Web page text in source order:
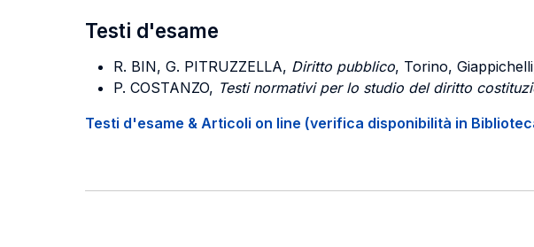
Testi d'esame
R. BIN, G. PITRUZZELLA, Diritto pubblico, Torino,
P. COSTANZO, Testi normativi per lo studio del diritto
Testi d'esame & Articoli on line (verifica disponibilità in